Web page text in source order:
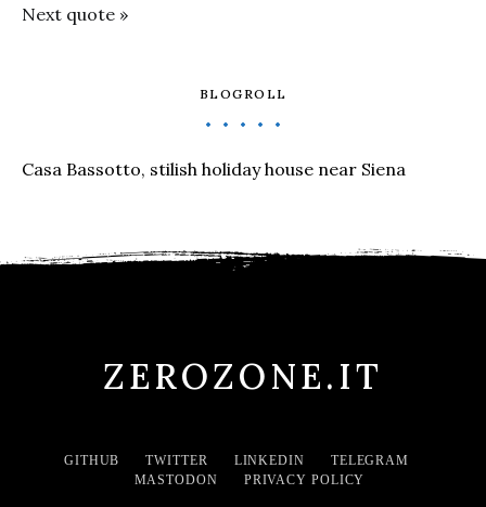
Next quote »
BLOGROLL
Casa Bassotto, stilish holiday house near Siena
ZEROZONE.IT
GITHUB TWITTER LINKEDIN
TELEGRAM
MASTODON
PRIVACY POLICY